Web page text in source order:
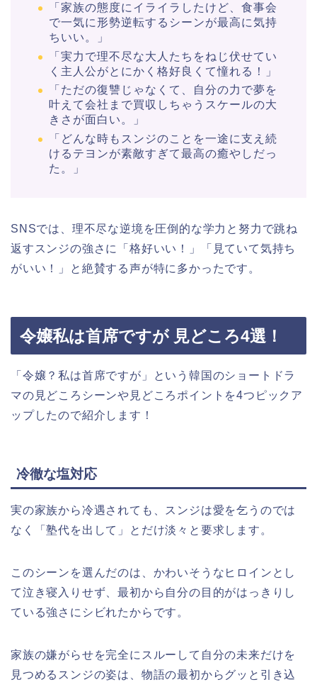
「家族の態度にイライラしたけど、食事会
で一気に形勢逆転するシーンが最高に気持
ちいい。」
「実力で理不尽な大人たちをねじ伏せてい
く主人公がとにかく格好良くて憧れる！」
「ただの復讐じゃなくて、自分の力で夢を
叶えて会社まで買収しちゃうスケールの大
きさが面白い。」
「どんな時もスンジのことを一途に支え続
けるテヨンが素敵すぎて最高の癒やしだっ
た。」
SNSでは、理不尽な逆境を圧倒的な学力と努力で跳ね
返すスンジの強さに「格好いい！」「見ていて気持ち
がいい！」と絶賛する声が特に多かったです。
令嬢私は首席ですが 見どころ4選！
「令嬢？私は首席ですが」という韓国のショートドラ
マの見どころシーンや見どころポイントを4つピックア
ップしたので紹介します！
冷徹な塩対応
実の家族から冷遇されても、スンジは愛を乞うのでは
なく「塾代を出して」とだけ淡々と要求します。
このシーンを選んだのは、かわいそうなヒロインとし
て泣き寝入りせず、最初から自分の目的がはっきりし
ている強さにシビれたからです。
家族の嫌がらせを完全にスルーして自分の未来だけを
見つめるスンジの姿は、物語の最初からグッと引き込